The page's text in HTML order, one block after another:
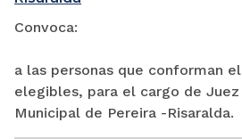
Convoca:
a las personas que conforman
elegibles, para el cargo de Juez
Municipal de Pereira -Risaralda.